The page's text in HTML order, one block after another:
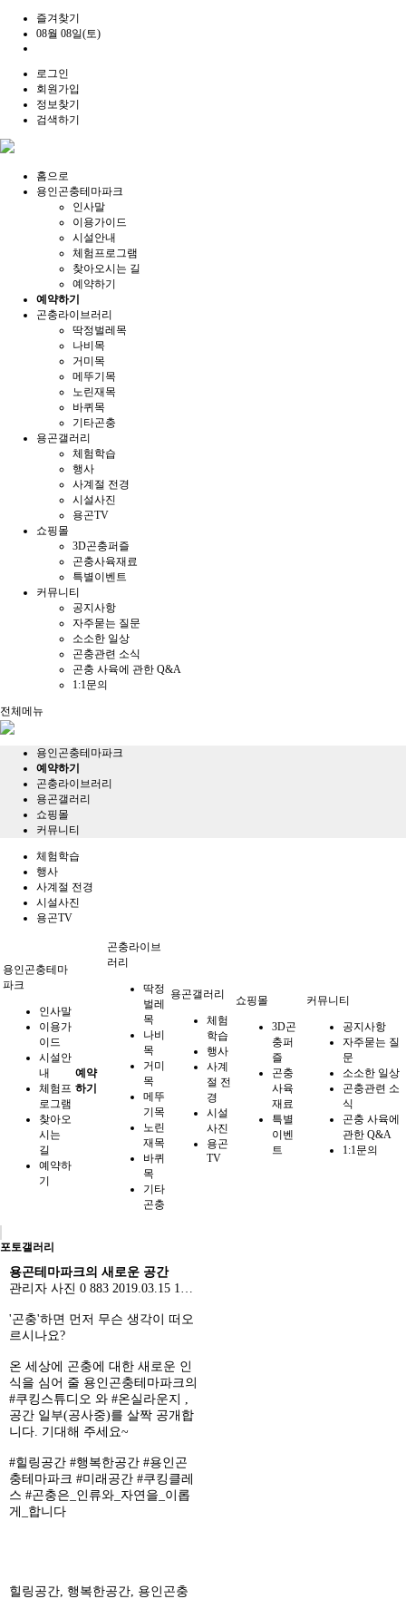
즐겨찾기
08월 08일(토)
로그인
회원가입
정보찾기
검색하기
홈으로
용인곤충테마파크
인사말
이용가이드
시설안내
체험프로그램
찾아오시는 길
예약하기
예약하기
곤충라이브러리
딱정벌레목
나비목
거미목
메뚜기목
노린재목
바퀴목
기타곤충
용곤갤러리
체험학습
행사
사계절 전경
시설사진
용곤TV
쇼핑몰
3D곤충퍼즐
곤충사육재료
특별이벤트
커뮤니티
공지사항
자주묻는 질문
소소한 일상
곤충관련 소식
곤충 사육에 관한 Q&A
1:1문의
전체메뉴
용인곤충테마파크
예약하기
곤충라이브러리
용곤갤러리
쇼핑몰
커뮤니티
체험학습
행사
사계절 전경
시설사진
용곤TV
용인곤충테마
파크
인사말
이용가
이드
시설안
내
체험프
로그램
찾아오
시는
길
예약하
기
예약
하기
곤충라이브
러리
딱정
벌레
목
나비
목
거미
목
메뚜
기목
노린
재목
바퀴
목
기타
곤충
용곤갤러리
체험
학습
행사
사계
절 전
경
시설
사진
용곤
TV
쇼핑몰
3D곤
충퍼
즐
곤충
사육
재료
특별
이벤
트
커뮤니티
공지사항
자주묻는 질
문
소소한 일상
곤충관련 소
식
곤충 사육에
관한 Q&A
1:1문의
포토갤러리
용곤테마파크의 새로운 공간
관리자 사진 0 883 2019.03.15 16:51
'곤충'하면 먼저 무슨 생각이 떠오
르시나요?
온 세상에 곤충에 대한 새로운 인
식을 심어 줄 용인곤충테마파크의
#쿠킹스튜디오 와 #온실라운지 ,
공간 일부(공사중)를 살짝 공개합
니다. 기대해 주세요~
#힐링공간 #행복한공간 #용인곤
충테마파크 #미래공간 #쿠킹클레
스 #곤충은_인류와_자연을_이롭
게_합니다
힐링공간 행복한공간 용인곤충